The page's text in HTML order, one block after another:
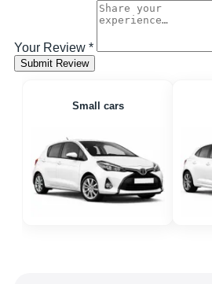
Your Review *
Submit Review
Small cars